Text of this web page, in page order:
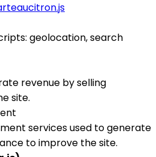
geolocation, search
revenue by selling
site.
services used to generate
to improve the site.